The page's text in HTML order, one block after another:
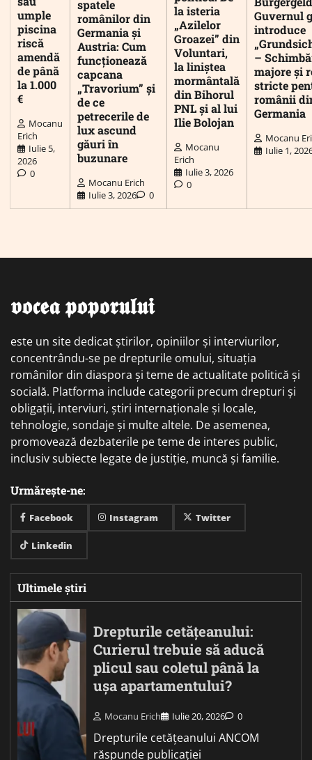
umple
piscina
riscă
amendă
de până
la 1.000
€
Mocanu
Erich
Iulie 5,
2026
0
spatele
românilor din
Germania și
Austria: Cum
funcționează
capcana
„Travorium” și
de ce
petrecerile de
lux ascund
găuri în
buzunare
Mocanu Erich
Iulie 3, 2026
0
la isteria
„Azilelor
Groazei” din
Voluntari,
la liniștea
mormântală
din Bihorul
PNL și al lui
Ilie Bolojan
Mocanu
Erich
Iulie 3, 2026
0
Guvernul
introduce
–
majore și
stricte
românii
Germania
Mocanu
Iulie 1,
𝖛𝖔𝖈𝖊𝖆 𝖕𝖔𝖕𝖔𝖗𝖚𝖑𝖚𝖎
este un site dedicat știrilor, opiniilor și interviurilor,
concentrându-se pe drepturile omului, situația
românilor din diaspora și teme de actualitate politică și
socială. Platforma include categorii precum drepturi și
obligații, interviuri, știri internaționale și locale,
tehnologie, sondaje și multe altele. De asemenea,
promovează dezbaterile pe teme de interes public,
inclusiv subiecte legate de justiție, muncă și familie.
Urmărește-ne:
Facebook Instagram Twitter
Linkedin
Ultimele știri
Drepturile cetățeanului:
Curierul trebuie să aducă
plicul sau coletul până la
ușa apartamentului?
Mocanu Erich Iulie 20, 2026 0
Drepturile cetățeanului ANCOM
răspunde publicației